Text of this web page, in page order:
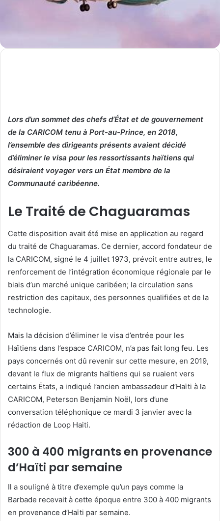
Lors d’un sommet des chefs d’État et de gouvernement
de la CARICOM tenu à Port-au-Prince, en 2018,
l’ensemble des dirigeants présents avaient décidé
d’éliminer le visa pour les ressortissants haïtiens qui
désiraient voyager vers un État membre de la
Communauté caribéenne.
Le Traité de Chaguaramas
Cette disposition avait été mise en application au regard
du traité de Chaguaramas. Ce dernier, accord fondateur de
la CARICOM, signé le 4 juillet 1973, prévoit entre autres, le
renforcement de l’intégration économique régionale par le
biais d’un marché unique caribéen; la circulation sans
restriction des capitaux, des personnes qualifiées et de la
technologie.
Mais la décision d’éliminer le visa d’entrée pour les
Haïtiens dans l’espace CARICOM, n’a pas fait long feu. Les
pays concernés ont dû revenir sur cette mesure, en 2019,
devant le flux de migrants haïtiens qui se ruaient vers
certains États, a indiqué l’ancien ambassadeur d’Haïti à la
CARICOM, Peterson Benjamin Noël, lors d’une
conversation téléphonique ce mardi 3 janvier avec la
rédaction de Loop Haiti.
300 à 400 migrants en provenance
d’Haïti par semaine
Il a souligné à titre d’exemple qu’un pays comme la
Barbade recevait à cette époque entre 300 à 400 migrants
en provenance d’Haïti par semaine.